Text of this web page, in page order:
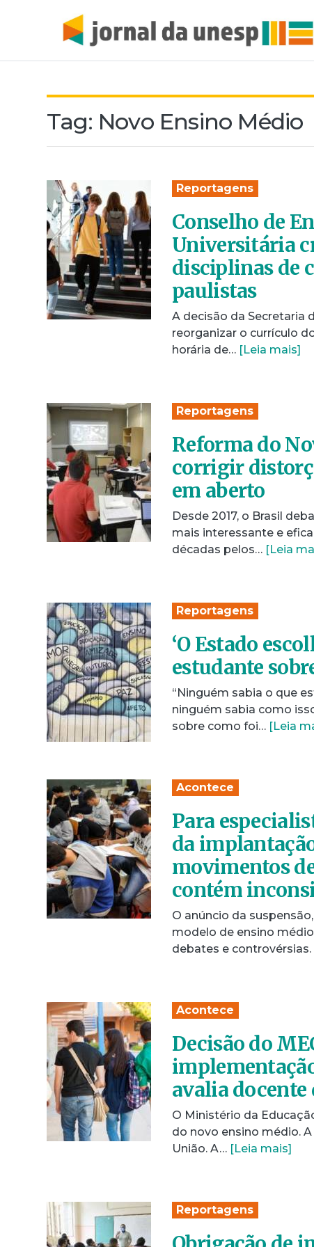
Tag: Novo Ensino Médio
Reportagens
Conselho de
Universitária
disciplinas de
paulistas
A decisão da Secretaria
reorganizar o currículo
horária de… [Leia mais]
Reportagens
Reforma do
corrigir
em aberto
Desde 2017, o Brasil
mais interessante e
décadas pelos… [Leia
Reportagens
‘O Estado
estudante
“Ninguém sabia o que
ninguém sabia como
sobre como foi… [Leia
Acontece
Para
da
movimentos
contém
O anúncio da
modelo de ensino
debates e controvérsias.
Acontece
Decisão do
avalia docente
O Ministério da
do novo ensino médio.
União. A… [Leia mais]
Reportagens